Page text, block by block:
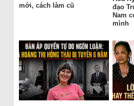
mới, cách làm cũ
đạo
Nam
mình